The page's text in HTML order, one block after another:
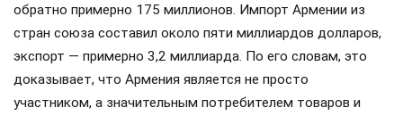
обратно примерно 175 миллионов. Импорт Армении из
стран союза составил около пяти миллиардов долларов,
экспорт — примерно 3,2 миллиарда. По его словам, это
доказывает, что Армения является не просто
участником, а значительным потребителем товаров и